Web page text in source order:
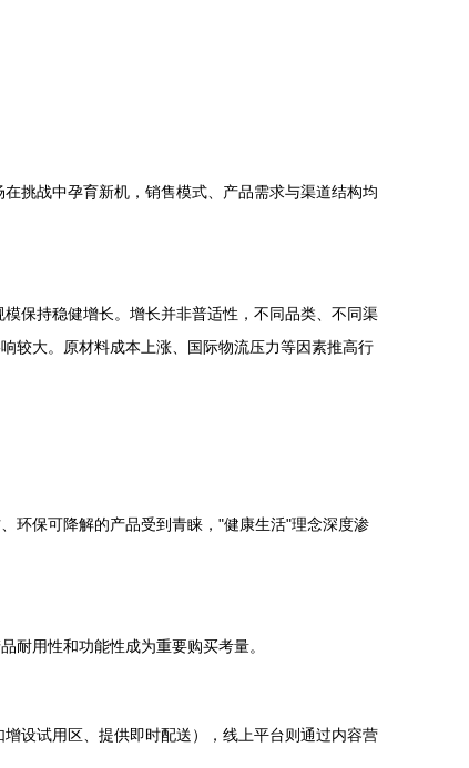
挑战中孕育新机，销售模式、产品需求与渠道结构均
保持稳健增长。增长并非普适性，不同品类、不同渠
较大。原材料成本上涨、国际物流压力等因素推高行
环保可降解的产品受到青睐，"健康生活"理念深度渗
耐用性和功能性成为重要购买考量。
设试用区、提供即时配送），线上平台则通过内容营